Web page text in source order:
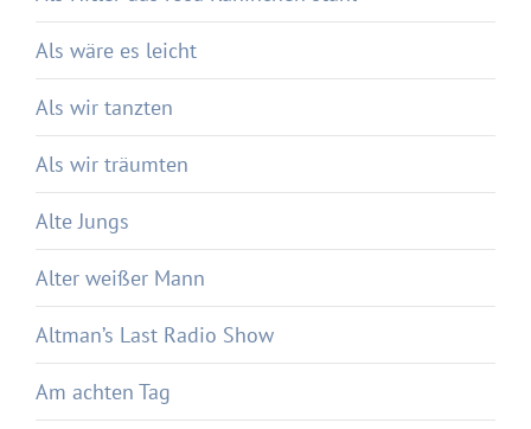
Als wäre es leicht
Als wir tanzten
Als wir träumten
Alte Jungs
Alter weißer Mann
Altman’s Last Radio Show
Am achten Tag